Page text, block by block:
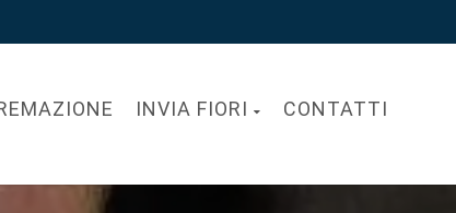
INVIA FIORI CONTATTI